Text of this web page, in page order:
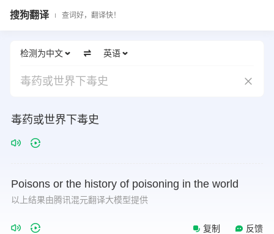
搜狗翻译 查词好，翻译快！
检测为中文 英语
毒药或世界下毒史
毒药或世界下毒史
Poisons or the history of poisoning in the world
以上结果由腾讯混元翻译大模型提供
复制 反馈